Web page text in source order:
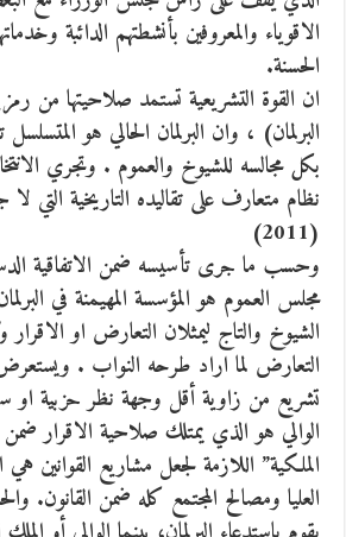
الاقوياء والمعروفين بأنشطتهم الدائبة
الحسنة.
ان القوة التشريعية تستمد صلاحيتها من
بكل مجالسه للشيوخ والعموم . وتجري
نظام متعارف على تقاليده التاريخية التي
(2011)
وحسب ما جرى تأسيسه ضمن الاتفاقية
مجلس العموم هو المؤسسة المهيمنة في
الشيوخ والتاج ليمثلان التعارض او الاقرار
التعارض لما اراد طرحه النواب .
تشريع من زاوية أقل وجهة نظر حزبية او
الوالي هو الذي يمتلك صلاحية الاقرار ضمن
الملكية” اللازمة لجعل مشاريع القوانين هي
العليا ومصالح المجتمع كله ضمن القانون.